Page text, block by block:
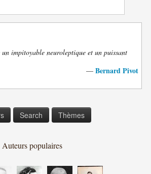
impitoyable neuroleptique et un puissant
— Bernard Pivot
Search Thèmes
Auteurs populaires